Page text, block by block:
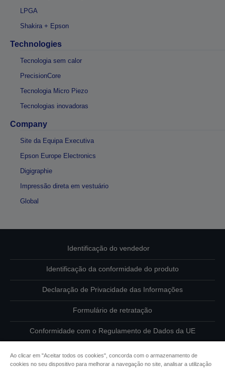
LPGA
Shakira + Epson
Technologies
Tecnologia sem calor
PrecisionCore
Tecnologia Micro Piezo
Tecnologias inovadoras
Company
Site da Equipa Executiva
Epson Europe Electronics
Digigraphie
Impressão direta em vestuário
Global
Identificação do vendedor
Identificação da conformidade do produto
Declaração de Privacidade das Informações
Formulário de retratação
Conformidade com o Regulamento de Dados da UE
Ao clicar em "Aceitar todos os cookies", concorda com o armazenamento de
cookies no seu dispositivo para melhorar a navegação no site, analisar a utilização